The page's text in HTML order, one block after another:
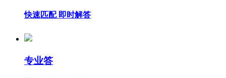
快速匹配 即时解答
专业答